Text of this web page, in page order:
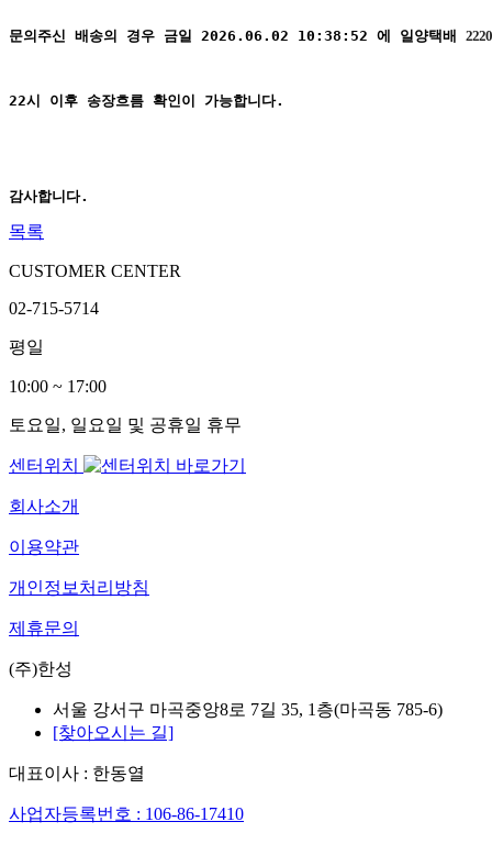
문의주신 배송의 경우 금일 2026.06.02 10:38:52 에 일양택배
22시 이후 송장흐름 확인이 가능합니다.
감사합니다.
목록
CUSTOMER CENTER
02-715-5714
평일
10:00 ~ 17:00
토요일, 일요일 및 공휴일 휴무
센터위치
회사소개
이용약관
개인정보처리방침
제휴문의
(주)한성
서울 강서구 마곡중앙8로 7길 35, 1층(마곡동 785-6)
[찾아오시는 길]
대표이사 : 한동열
사업자등록번호 : 106-86-17410